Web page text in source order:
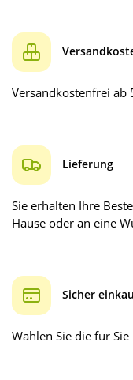
Versandkostenfrei ab
Lieferung
Sie erhalten Ihre
Hause oder an eine
Sicher
Wählen Sie die für